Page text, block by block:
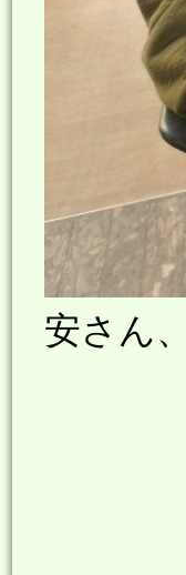
安さん